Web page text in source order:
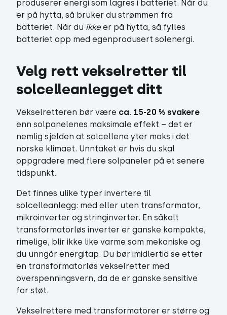
produserer energi som lagres i batteriet. Når du
er på hytta, så bruker du strømmen fra
batteriet. Når du ikkeer på hytta, så fylles
batteriet opp med egenprodusert solenergi.
Velg rett vekselretter til
solcelleanlegget ditt
Vekselretteren bør være ca. 15-20 % svakere
enn solpanelenes maksimale effekt – det er
nemlig sjelden at solcellene yter maks i det
norske klimaet. Unntaket er hvis du skal
oppgradere med flere solpaneler på et senere
tidspunkt.
Det finnes ulike typer invertere til
solcelleanlegg: med eller uten transformator,
mikroinverter og stringinverter. En såkalt
transformatorløs inverter er ganske kompakte,
rimelige, blir ikke like varme som mekaniske og
du unngår energitap. Du bør imidlertid se etter
en transformatorløs vekselretter med
overspenningsvern, da de er ganske sensitive
for støt.
Vekselrettere med transformatorer er større og